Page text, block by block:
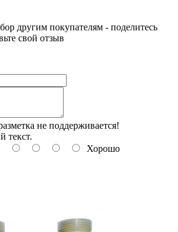
другим покупателям - поделитесь
свой отзыв
не поддерживается!
текст.
Хорошо